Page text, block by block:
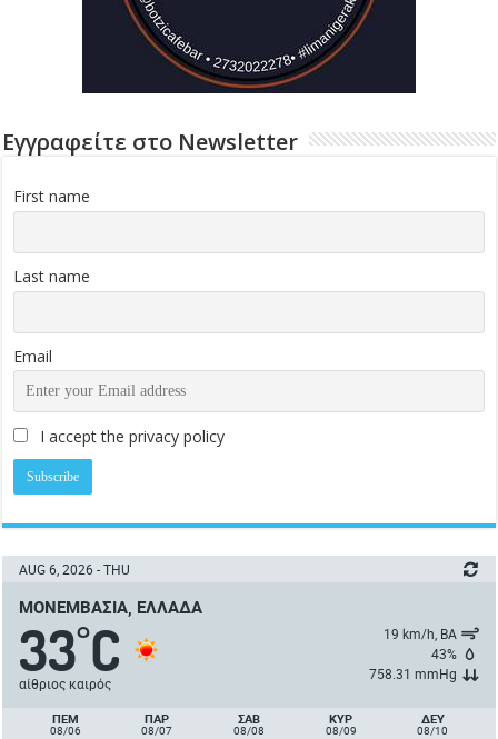
Εγγραφείτε στο Newsletter
First name
Last name
Email
I accept the privacy policy
AUG 6, 2026 - THU
ΜΟΝΕΜΒΑΣΙΆ, ΕΛΛΆΔΑ
33°C
αίθριος καιρός
19 km/h, ΒΑ
43%
758.31 mmHg
ΠΈΜ
08/06
ΠΑΡ
08/07
ΣΑΒ
08/08
ΚΥΡ
08/09
ΔΕΥ
08/10